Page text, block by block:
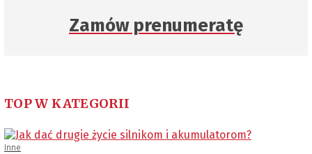
Zamów prenumeratę
TOP W KATEGORII
Inne